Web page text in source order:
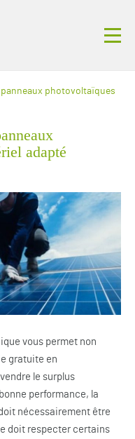
photovoltaïques
adapté
vous permet non
gratuite en
le surplus
performance, la
nécessairement être
doit respecter certains